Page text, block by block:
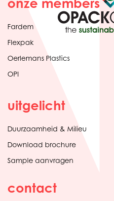
Fardem
Flexpak
Oerlemans Plastics
OPI
uitgelicht
Duurzaamheid & Milieu
Download brochure
Sample aanvragen
contact